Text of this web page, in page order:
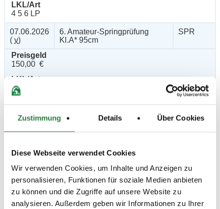
Zustimmung Details Über Cookies
Diese Webseite verwendet Cookies
Wir verwenden Cookies, um Inhalte und Anzeigen zu
personalisieren, Funktionen für soziale Medien anbieten
zu können und die Zugriffe auf unsere Website zu
analysieren. Außerdem geben wir Informationen zu Ihrer
LKL/Art
4 5 6 LP
07.06.2026
( v)
6. Amateur-Springprüfung
Kl.A* 95cm
SPR
Preisgeld
150,00 €
LKL/Art
4 5 6 LP
06.06.2026
n)
7. Stilspringprüfung Kl.A* 90cm SPR
Preisgeld
LKL/Art
06.06.2026
(v)
8. Stilspringprüfung Kl.E 80cm SPR
Preisgeld